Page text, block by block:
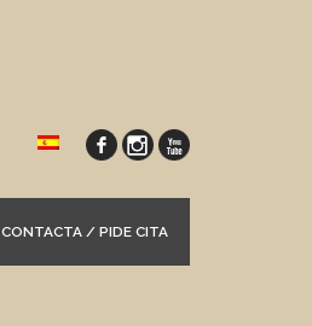
CONTACTA / PIDE CITA